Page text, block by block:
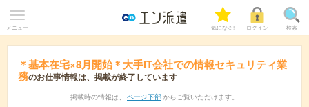
メニュー 気になる! ログイン 検索
＊基本在宅×8月開始＊大手IT会社での情報セキュリティ業
務のお仕事情報は、掲載が終了しています
掲載時の情報は、 ページ下部 からご覧いただけます。